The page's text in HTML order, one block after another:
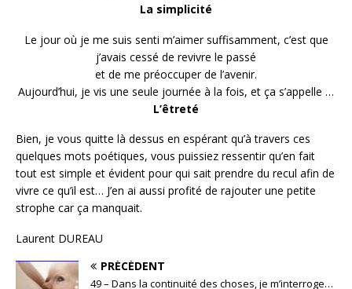
La simplicité
Le jour où je me suis senti m’aimer suffisamment, c’est que
j’avais cessé de revivre le passé
et de me préoccuper de l’avenir.
Aujourd’hui, je vis une seule journée à la fois, et ça s’appelle …
L’êtreté
Bien, je vous quitte là dessus en espérant qu’à travers ces
quelques mots poétiques, vous puissiez ressentir qu’en fait
tout est simple et évident pour qui sait prendre du recul afin de
vivre ce qu’il est… J’en ai aussi profité de rajouter une petite
strophe car ça manquait.
Laurent DUREAU
PRÉCÉDENT
49 – Dans la continuité des choses, je m’interroge…